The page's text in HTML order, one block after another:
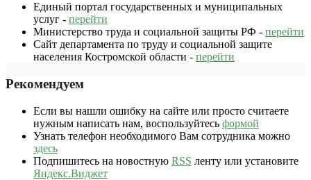
Единый портал государственных и муниципальных
услуг - перейти
Министерство труда и социальной защиты РФ - перейти
Сайт департамента по труду и социальной защите
населения Костромской области - перейти
Рекомендуем
Если вы нашли ошибку на сайте или просто считаете
нужным написать нам, воспользуйтесь формой
Узнать телефон необходимого Вам сотрудника можно
здесь
Подпишитесь на новостную RSS ленту или установите
Яндекс.Виджет